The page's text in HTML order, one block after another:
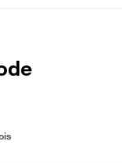
0 mois puis 49,99 € par